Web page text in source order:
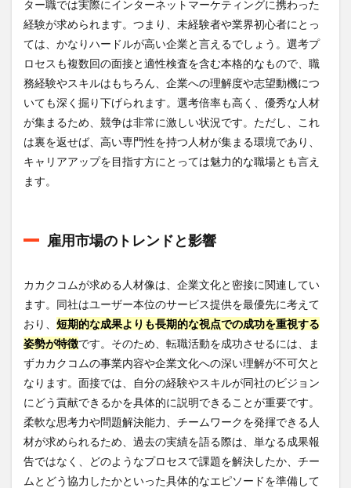
ター職では実際にインターネットマーケティングに携わった
経験が求められます。つまり、未経験者や業界初心者にとっ
ては、かなりハードルが高い企業と言えるでしょう。選考プ
ロセスも複数回の面接と適性検査を含む本格的なもので、職
務経験やスキルはもちろん、企業への理解度や志望動機につ
いても深く掘り下げられます。選考倍率も高く、優秀な人材
が集まるため、競争は非常に激しい状況です。ただし、これ
は裏を返せば、高い専門性を持つ人材が集まる環境であり、
キャリアアップを目指す方にとっては魅力的な職場とも言え
ます。
雇用市場のトレンドと影響
カカクコムが求める人材像は、企業文化と密接に関連してい
ます。同社はユーザー本位のサービス提供を最優先に考えて
おり、 短期的な成果よりも長期的な視点での成功を重視する
姿勢が特徴です。そのため、転職活動を成功させるには、ま
ずカカクコムの事業内容や企業文化への深い理解が不可欠と
なります。面接では、自分の経験やスキルが同社のビジョン
にどう貢献できるかを具体的に説明できることが重要です。
柔軟な思考力や問題解決能力、チームワークを発揮できる人
材が求められるため、過去の実績を語る際は、単なる成果報
告ではなく、どのようなプロセスで課題を解決したか、チー
ムとどう協力したかといった具体的なエピソードを準備して